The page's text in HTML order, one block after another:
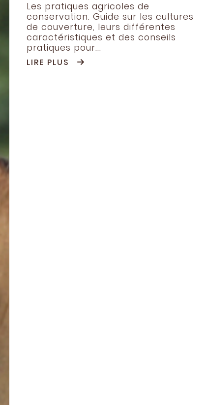
Les pratiques agricoles de
conservation. Guide sur les cultures
de couverture, leurs différentes
caractéristiques et des conseils
pratiques pour...
LIRE PLUS